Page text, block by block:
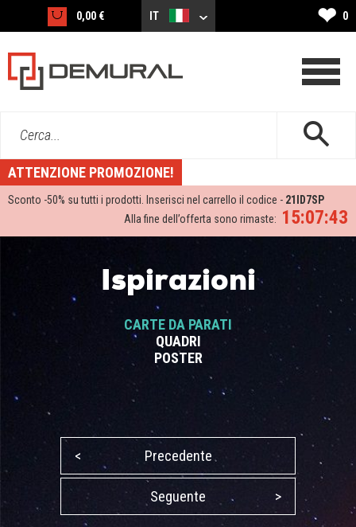
0,00 € IT ❤ 0
Cerca...
ATTENZIONE PROMOZIONE!
Sconto -50% su tutti i prodotti. Inserisci nel carrello il codice - 21ID7SP
15:07:42
Alla fine dell’offerta sono rimaste:
Ispirazioni
CARTE DA PARATI
QUADRI
POSTER
< Precedente
Seguente >